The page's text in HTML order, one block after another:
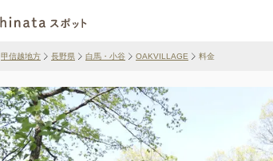
甲信越地方 長野県 白馬・小谷 OAKVILLAGE 料金